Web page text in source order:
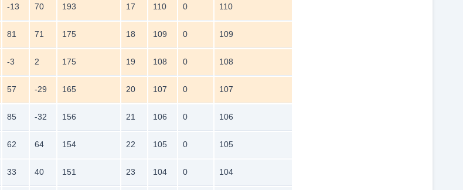
-13 70 193 17 110 0 110
81 71 175 18 109 0 109
-3 2 175 19 108 0 108
57 -29 165 20 107 0 107
85 -32 156 21 106 0 106
62 64 154 22 105 0 105
33 40 151 23 104 0 104